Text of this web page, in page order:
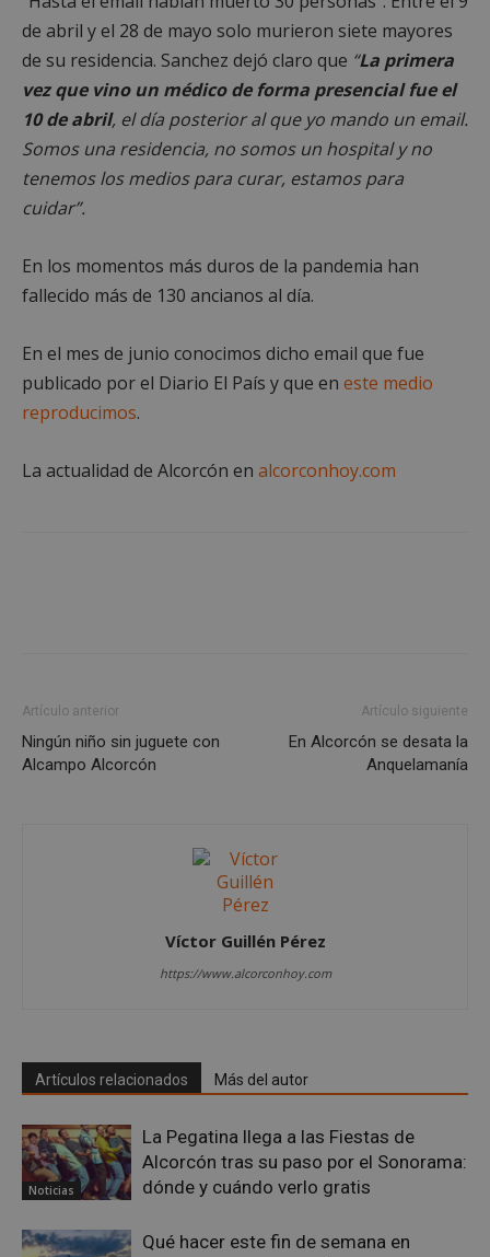
de abril y el 28 de mayo solo murieron siete mayores
de su residencia. Sanchez dejó claro que “La primera
vez que vino un médico de forma presencial fue el
10 de abril, el día posterior al que yo mando un email.
Somos una residencia, no somos un hospital y no
tenemos los medios para curar, estamos para
cuidar”.
En los momentos más duros de la pandemia han
fallecido más de 130 ancianos al día.
En el mes de junio conocimos dicho email que fue
publicado por el Diario El País y que en este medio
reproducimos.
La actualidad de Alcorcón en alcorconhoy.com
Artículo anterior
Ningún niño sin juguete con
Alcampo Alcorcón
Artículo siguiente
En Alcorcón se desata la
Anquelamanía
Víctor Guillén Pérez
https://www.alcorconhoy.com
Artículos relacionados Más del autor
Noticias
La Pegatina llega a las Fiestas de
Alcorcón tras su paso por el Sonorama:
dónde y cuándo verlo gratis
Qué hacer este fin de semana en
Cookies de preferencias
Cookies de funcionalidad
Cookies no clasificadas
Las cookies estrictamente necesarias permiten la
funcionalidad principal del sitio web, como el
inicio de sesión de usuario y la gestión de cuentas.
El sitio web no se puede utilizar correctamente sin
las cookies estrictamente necesarias.
PHPSESSID
PHP.net
alcorconhoy.com
AWSALBCORS
Amazon.com
embed.bsky.app
1 semana
sp_landing
Spotify Inc.
.spotify.com